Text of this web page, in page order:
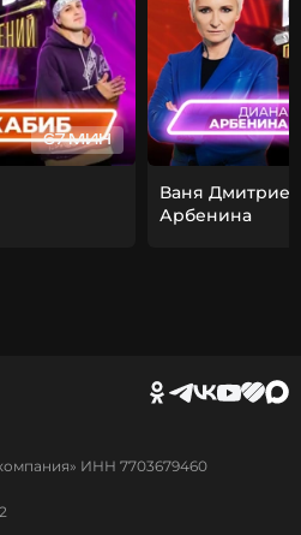
67 МИН
Ваня
Арбенина
ИНН 7703679460